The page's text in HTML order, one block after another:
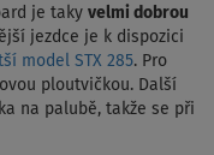
je taky velmi dobrou
jezdce je k dispozici
model STX 285. Pro
ploutvičkou. Další
na palubě, takže se při